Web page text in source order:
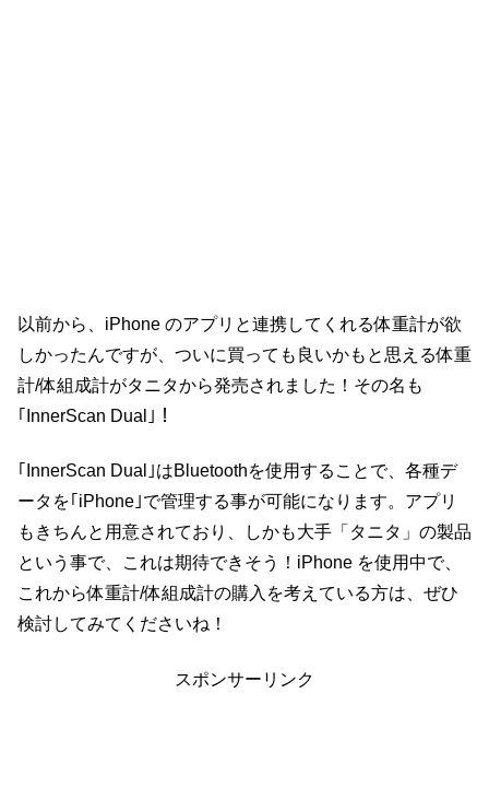
以前から、iPhone のアプリと連携してくれる体重計が欲
しかったんですが、ついに買っても良いかもと思える体重
計/体組成計がタニタから発売されました！その名も
｢InnerScan Dual｣！
｢InnerScan Dual｣はBluetoothを使用することで、各種デ
ータを｢iPhone｣で管理する事が可能になります。アプリ
もきちんと用意されており、しかも大手「タニタ」の製品
という事で、これは期待できそう！iPhone を使用中で、
これから体重計/体組成計の購入を考えている方は、ぜひ
検討してみてくださいね！
スポンサーリンク